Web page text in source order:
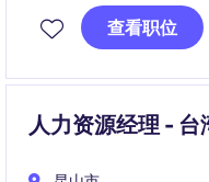
2. 公司整体氛围特别
能力的职业经理人。
查看职位
人力资源经理 - 台